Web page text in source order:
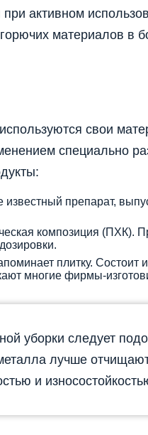
активном
материалов в
свои
специально
известный препарат,
композиция (ПХК).
плитку. Состоит
многие фирмы-
уборки следует
лучше
и